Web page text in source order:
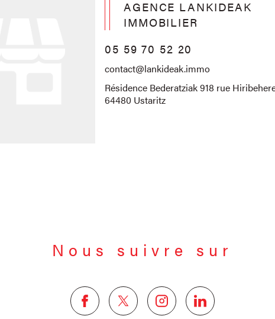
AGENCE LANKIDEAK
IMMOBILIER
05 59 70 52 20
contact@lankideak.immo
Résidence Bederatziak 918 rue
64480 Ustaritz
Nous suivre sur